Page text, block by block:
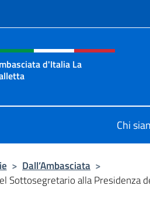
social e
d'Italia La
Chi
> Dall’Ambasciata >
Sottosegretario alla Presidenza